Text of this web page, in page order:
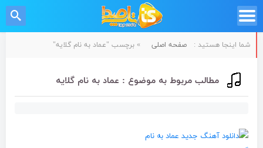
شما اینجا هستید : صفحه اصلی » برچسب "عماد به نام گلایه"
مطالب مربوط به موضوع : عماد به نام گلایه